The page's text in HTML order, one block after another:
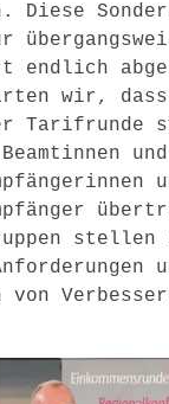
Diese
endlich
wir,
Tarifrunde
und
stellen
von